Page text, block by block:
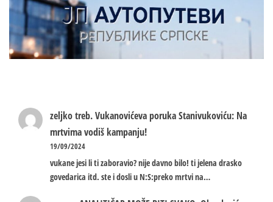
zeljko treb.Vukanovićeva poruka Stanivukoviću: Na
mrtvima vodiš kampanju!
19/09/2024
vukane jesi li ti zaboravio? nije davno bilo! ti jelena drasko
govedarica itd. ste i dosli u N:S:preko mrtvi na…